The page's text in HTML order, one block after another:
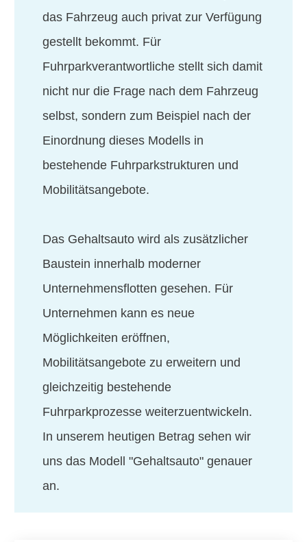
das Fahrzeug auch privat zur Verfügung
gestellt bekommt. Für
Fuhrparkverantwortliche stellt sich damit
nicht nur die Frage nach dem Fahrzeug
selbst, sondern zum Beispiel nach der
Einordnung dieses Modells in
bestehende Fuhrparkstrukturen und
Mobilitätsangebote.
Das Gehaltsauto wird als zusätzlicher
Baustein innerhalb moderner
Unternehmensflotten gesehen. Für
Unternehmen kann es neue
Möglichkeiten eröffnen,
Mobilitätsangebote zu erweitern und
gleichzeitig bestehende
Fuhrparkprozesse weiterzuentwickeln.
In unserem heutigen Betrag sehen wir
uns das Modell "Gehaltsauto" genauer
an.